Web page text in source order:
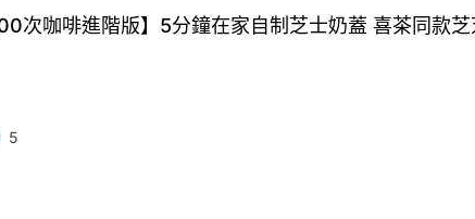
次咖啡進階版】5分鐘在家自制芝士奶蓋 喜茶同款
5